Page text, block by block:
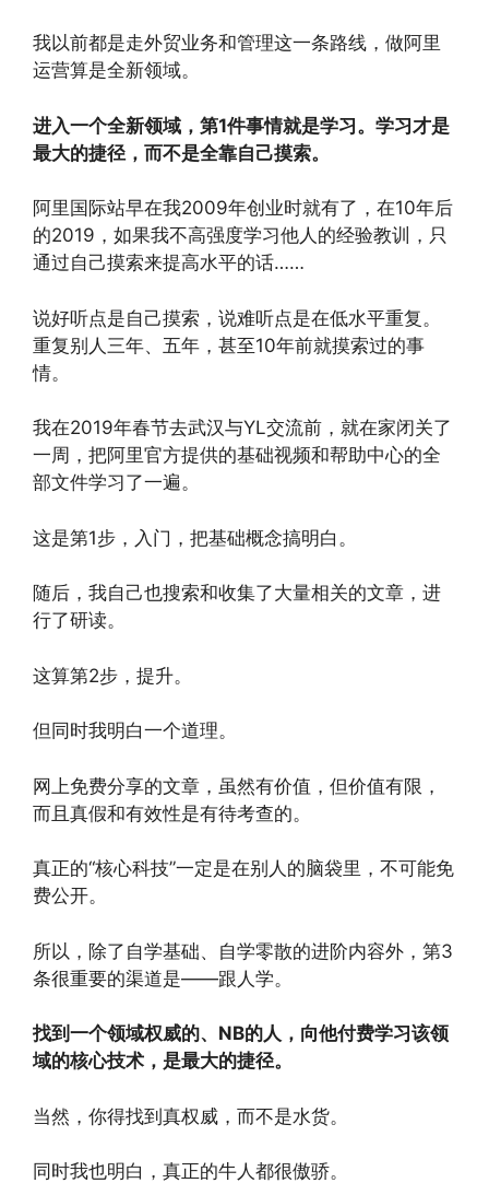
我以前都是走外贸业务和管理这一条路线，做阿里
运营算是全新领域。
进入一个全新领域，第1件事情就是学习。学习才是
最大的捷径，而不是全靠自己摸索。
阿里国际站早在我2009年创业时就有了，在10年后
的2019，如果我不高强度学习他人的经验教训，只
通过自己摸索来提高水平的话……
说好听点是自己摸索，说难听点是在低水平重复。
重复别人三年、五年，甚至10年前就摸索过的事
情。
我在2019年春节去武汉与YL交流前，就在家闭关了
一周，把阿里官方提供的基础视频和帮助中心的全
部文件学习了一遍。
这是第1步，入门，把基础概念搞明白。
随后，我自己也搜索和收集了大量相关的文章，进
行了研读。
这算第2步，提升。
但同时我明白一个道理。
网上免费分享的文章，虽然有价值，但价值有限，
而且真假和有效性是有待考查的。
真正的“核心科技”一定是在别人的脑袋里，不可能免
费公开。
所以，除了自学基础、自学零散的进阶内容外，第3
条很重要的渠道是——跟人学。
找到一个领域权威的、NB的人，向他付费学习该领
域的核心技术，是最大的捷径。
当然，你得找到真权威，而不是水货。
同时我也明白，真正的牛人都很傲骄。